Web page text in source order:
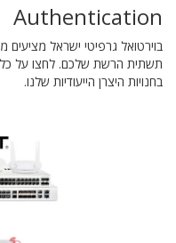
Authentication
בוירטואל גרפיטי ישראל מציעים
תשתית הרשת שלכם. לחצו על כל
בחנויות היצרן הייעודיות שלנו.